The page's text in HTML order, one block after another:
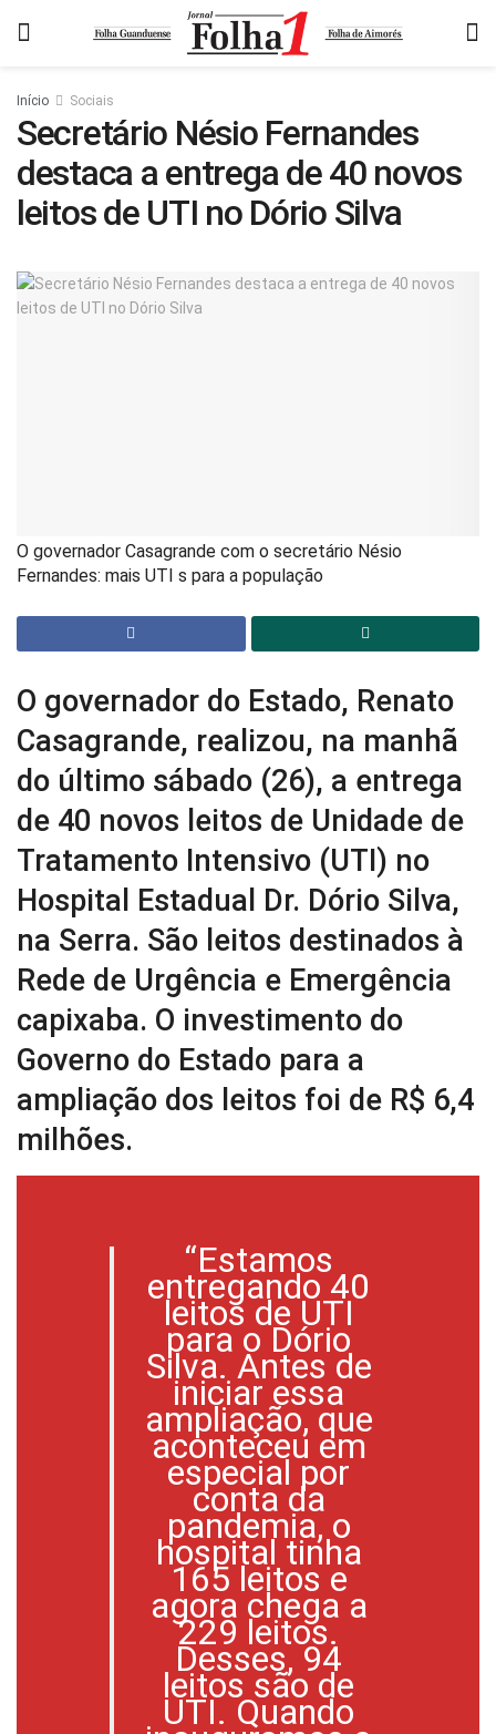
Início Sociais
Secretário Nésio Fernandes
destaca a entrega de 40 novos
leitos de UTI no Dório Silva
O governador Casagrande com o secretário Nésio
Fernandes: mais UTI s para a população
O governador do Estado, Renato
Casagrande, realizou, na manhã
do último sábado (26), a entrega
de 40 novos leitos de Unidade de
Tratamento Intensivo (UTI) no
Hospital Estadual Dr. Dório Silva,
na Serra. São leitos destinados à
Rede de Urgência e Emergência
capixaba. O investimento do
Governo do Estado para a
ampliação dos leitos foi de R$ 6,4
milhões.
“Estamos
entregando 40
leitos de UTI
para o Dório
Silva. Antes de
iniciar essa
ampliação, que
aconteceu em
especial por
conta da
pandemia, o
hospital tinha
165 leitos e
agora chega a
229 leitos.
Desses, 94
leitos são de
UTI. Quando